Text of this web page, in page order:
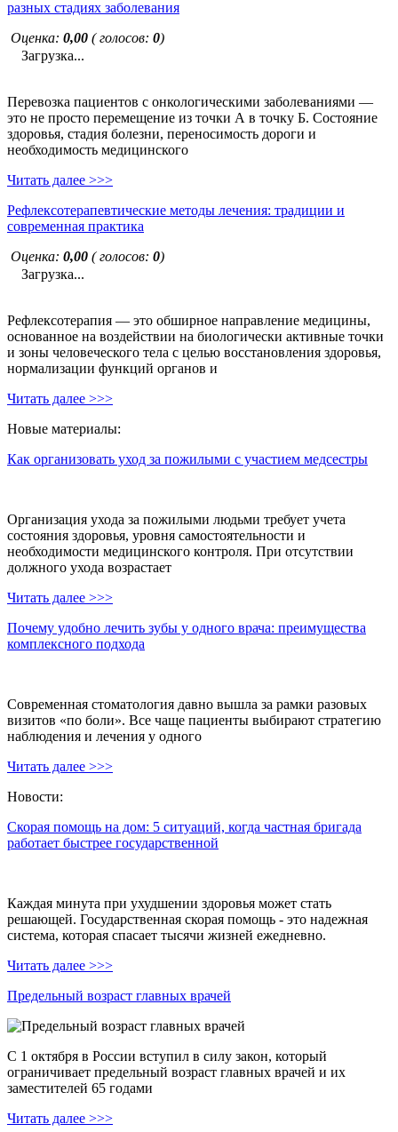
разных стадиях заболевания
Оценка: 0,00 ( голосов: 0)
Загрузка...
Перевозка пациентов с онкологическими заболеваниями —
это не просто перемещение из точки А в точку Б. Состояние
здоровья, стадия болезни, переносимость дороги и
необходимость медицинского
Читать далее >>>
Рефлексотерапевтические методы лечения: традиции и
современная практика
Оценка: 0,00 ( голосов: 0)
Загрузка...
Рефлексотерапия — это обширное направление медицины,
основанное на воздействии на биологически активные точки
и зоны человеческого тела с целью восстановления здоровья,
нормализации функций органов и
Читать далее >>>
Новые материалы:
Как организовать уход за пожилыми с участием медсестры
Организация ухода за пожилыми людьми требует учета
состояния здоровья, уровня самостоятельности и
необходимости медицинского контроля. При отсутствии
должного ухода возрастает
Читать далее >>>
Почему удобно лечить зубы у одного врача: преимущества
комплексного подхода
Современная стоматология давно вышла за рамки разовых
визитов «по боли». Все чаще пациенты выбирают стратегию
наблюдения и лечения у одного
Читать далее >>>
Новости:
Скорая помощь на дом: 5 ситуаций, когда частная бригада
работает быстрее государственной
Каждая минута при ухудшении здоровья может стать
решающей. Государственная скорая помощь - это надежная
система, которая спасает тысячи жизней ежедневно.
Читать далее >>>
Предельный возраст главных врачей
С 1 октября в России вступил в силу закон, который
ограничивает предельный возраст главных врачей и их
заместителей 65 годами
Читать далее >>>